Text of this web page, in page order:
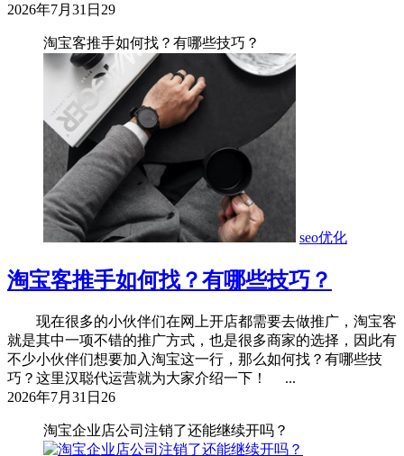
2026年7月31日 29
淘宝客推手如何找？有哪些技巧？
seo优化
淘宝客推手如何找？有哪些技巧？
现在很多的小伙伴们在网上开店都需要去做推广，淘宝客
就是其中一项不错的推广方式，也是很多商家的选择，因此有
不少小伙伴们想要加入淘宝这一行，那么如何找？有哪些技
巧？这里汉聪代运营就为大家介绍一下！ ...
2026年7月31日 26
淘宝企业店公司注销了还能继续开吗？